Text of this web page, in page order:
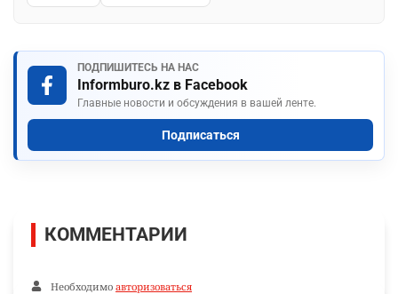
ПОДПИШИТЕСЬ НА НАС
Informburo.kz в Facebook
Главные новости и обсуждения в вашей ленте.
Подписаться
КОММЕНТАРИИ
Необходимо авторизоваться